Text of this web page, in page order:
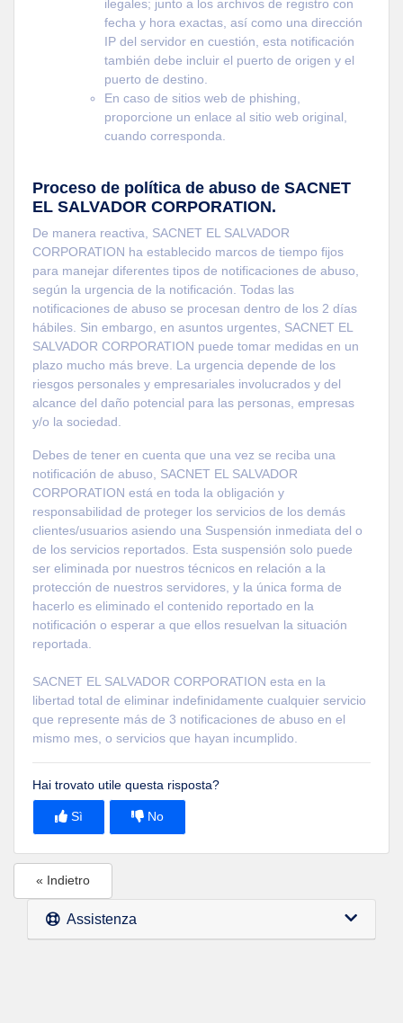
ilegales; junto a los archivos de registro con
fecha y hora exactas, así como una dirección
IP del servidor en cuestión, esta notificación
también debe incluir el puerto de origen y el
puerto de destino.
En caso de sitios web de phishing,
proporcione un enlace al sitio web original,
cuando corresponda.
Proceso de política de abuso de SACNET
EL SALVADOR CORPORATION.
De manera reactiva, SACNET EL SALVADOR
CORPORATION ha establecido marcos de tiempo fijos
para manejar diferentes tipos de notificaciones de abuso,
según la urgencia de la notificación. Todas las
notificaciones de abuso se procesan dentro de los 2 días
hábiles. Sin embargo, en asuntos urgentes, SACNET EL
SALVADOR CORPORATION puede tomar medidas en un
plazo mucho más breve. La urgencia depende de los
riesgos personales y empresariales involucrados y del
alcance del daño potencial para las personas, empresas
y/o la sociedad.
Debes de tener en cuenta que una vez se reciba una
notificación de abuso, SACNET EL SALVADOR
CORPORATION está en toda la obligación y
responsabilidad de proteger los servicios de los demás
clientes/usuarios asiendo una Suspensión inmediata del o
de los servicios reportados. Esta suspensión solo puede
ser eliminada por nuestros técnicos en relación a la
protección de nuestros servidores, y la única forma de
hacerlo es eliminado el contenido reportado en la
notificación o esperar a que ellos resuelvan la situación
reportada.
SACNET EL SALVADOR CORPORATION esta en la
libertad total de eliminar indefinidamente cualquier servicio
que represente más de 3 notificaciones de abuso en el
mismo mes, o servicios que hayan incumplido.
Hai trovato utile questa risposta?
Sì No
« Indietro
Assistenza